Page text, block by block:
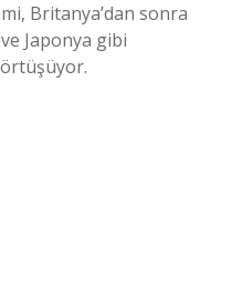
Britanya’dan sonra
Japonya gibi